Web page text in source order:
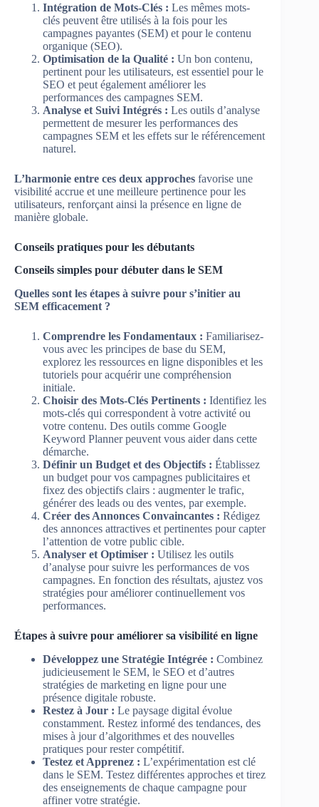
Intégration de Mots-Clés : Les mêmes mots-
clés peuvent être utilisés à la fois pour les
campagnes payantes (SEM) et pour le contenu
organique (SEO).
Optimisation de la Qualité : Un bon contenu,
pertinent pour les utilisateurs, est essentiel pour le
SEO et peut également améliorer les
performances des campagnes SEM.
Analyse et Suivi Intégrés : Les outils d’analyse
permettent de mesurer les performances des
campagnes SEM et les effets sur le référencement
naturel.
L’harmonie entre ces deux approches favorise une
visibilité accrue et une meilleure pertinence pour les
utilisateurs, renforçant ainsi la présence en ligne de
manière globale.
Conseils pratiques pour les débutants
Conseils simples pour débuter dans le SEM
Quelles sont les étapes à suivre pour s’initier au
SEM efficacement ?
Comprendre les Fondamentaux : Familiarisez-
vous avec les principes de base du SEM,
explorez les ressources en ligne disponibles et les
tutoriels pour acquérir une compréhension
initiale.
Choisir des Mots-Clés Pertinents : Identifiez les
mots-clés qui correspondent à votre activité ou
votre contenu. Des outils comme Google
Keyword Planner peuvent vous aider dans cette
démarche.
Définir un Budget et des Objectifs : Établissez
un budget pour vos campagnes publicitaires et
fixez des objectifs clairs : augmenter le trafic,
générer des leads ou des ventes, par exemple.
Créer des Annonces Convaincantes : Rédigez
des annonces attractives et pertinentes pour capter
l’attention de votre public cible.
Analyser et Optimiser : Utilisez les outils
d’analyse pour suivre les performances de vos
campagnes. En fonction des résultats, ajustez vos
stratégies pour améliorer continuellement vos
performances.
Étapes à suivre pour améliorer sa visibilité en ligne
Développez une Stratégie Intégrée : Combinez
judicieusement le SEM, le SEO et d’autres
stratégies de marketing en ligne pour une
présence digitale robuste.
Restez à Jour : Le paysage digital évolue
constamment. Restez informé des tendances, des
mises à jour d’algorithmes et des nouvelles
pratiques pour rester compétitif.
Testez et Apprenez : L’expérimentation est clé
dans le SEM. Testez différentes approches et tirez
des enseignements de chaque campagne pour
affiner votre stratégie.